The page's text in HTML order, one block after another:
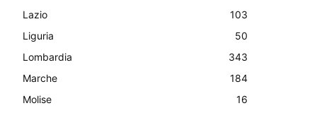
Lazio
103
Liguria
50
Lombardia
343
Marche
184
Molise
16